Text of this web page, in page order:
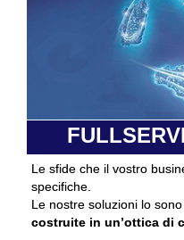
ASSISTENZA
PRIVACY
CONTATTI
Le sfide che il vostro
specifiche.
Le nostre soluzioni lo
costruite in un’ottica di